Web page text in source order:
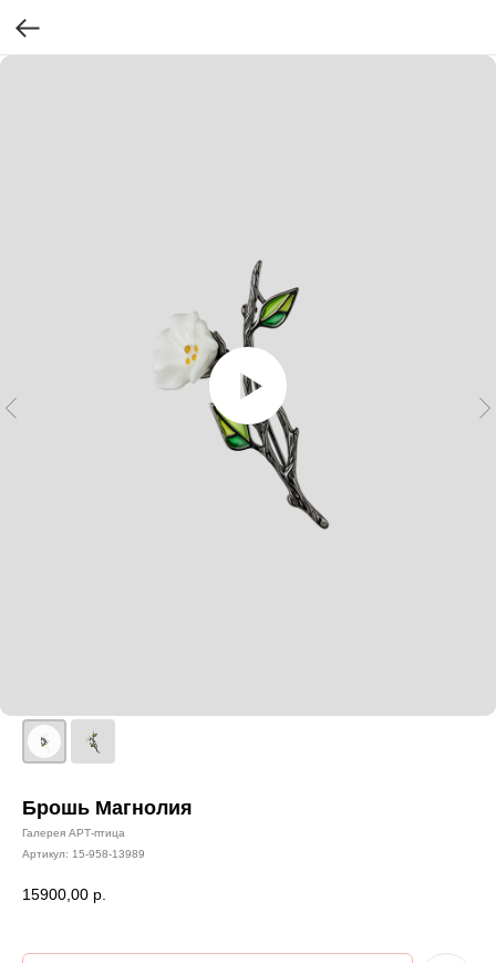
Брошь Магнолия
Галерея АРТ-птица
Артикул: 15-958-13989
15900,00 р.